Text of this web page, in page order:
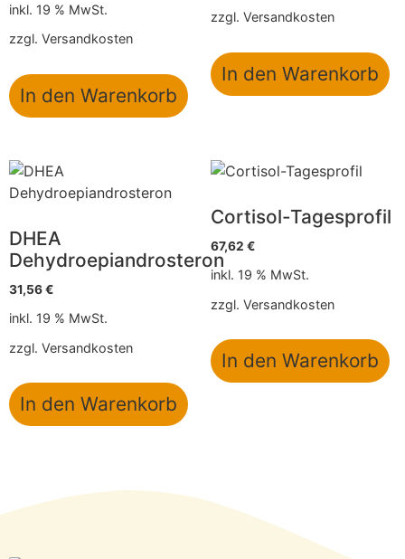
inkl. 19 % MwSt.
zzgl. Versandkosten
In den Warenkorb
zzgl. Versandkosten
In den Warenkorb
DHEA
Dehydroepiandrosteron
31,56€
inkl. 19 % MwSt.
zzgl. Versandkosten
In den Warenkorb
Cortisol-Tagesprofil
67,62 €
inkl. 19 % MwSt.
zzgl. Versandkosten
In den Warenkorb